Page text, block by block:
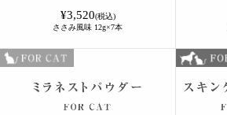
¥3,520(税込)
ささみ風味 12g×7本